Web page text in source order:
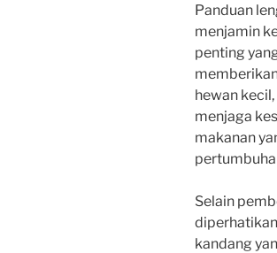
Panduan
menjamin
penting
hewan
menjaga
makanan
Selain
kandang